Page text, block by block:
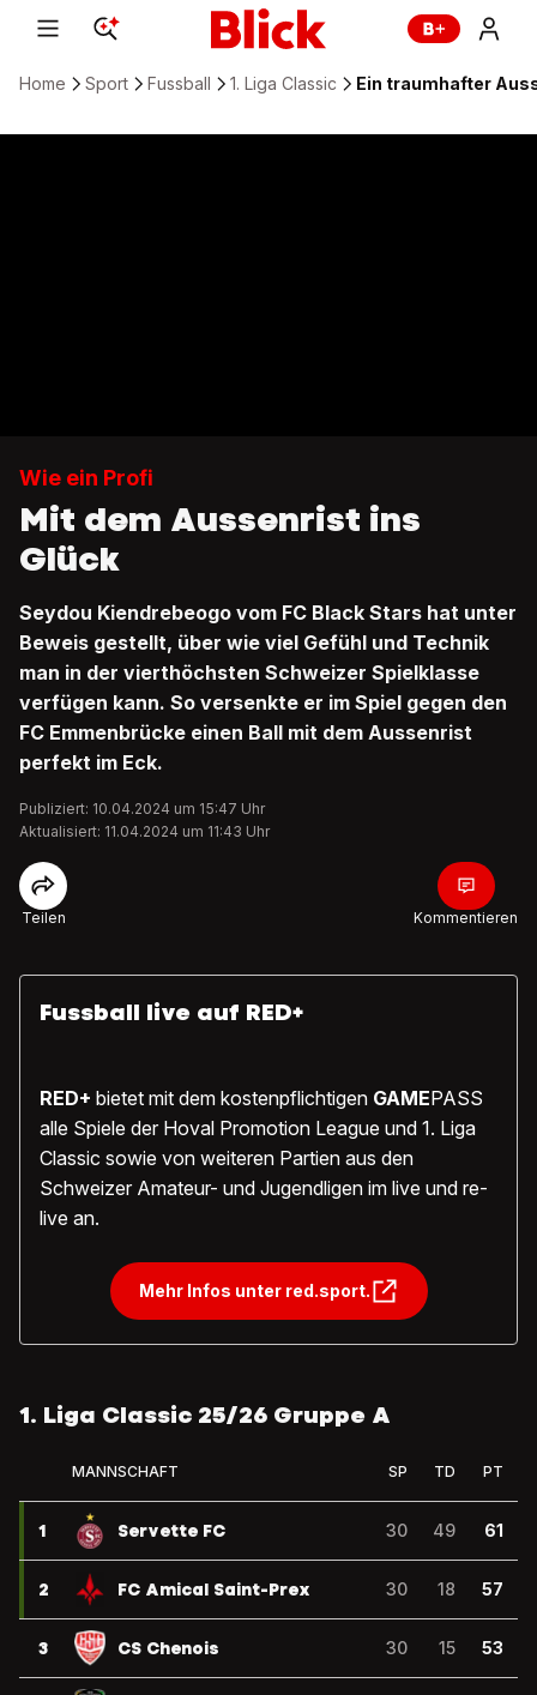
Home Sport Fussball 1. Liga Classic Ein traumhafter
Wie ein Profi
Mit dem Aussenrist ins
Glück
Seydou Kiendrebeogo vom FC Black Stars hat unter
Beweis gestellt, über wie viel Gefühl und Technik
man in der vierthöchsten Schweizer Spielklasse
verfügen kann. So versenkte er im Spiel gegen den
FC Emmenbrücke einen Ball mit dem Aussenrist
perfekt im Eck.
Publiziert: 10.04.2024 um 15:47 Uhr
Aktualisiert: 11.04.2024 um 11:43 Uhr
Teilen Kommentieren
Fussball live auf RED+
RED+ bietet mit dem kostenpflichtigen GAMEPASS
alle Spiele der Hoval Promotion League und 1. Liga
Classic sowie von weiteren Partien aus den
Schweizer Amateur- und Jugendligen im live und re-
live an.
Mehr Infos unter red.sport.
1. Liga Classic 25/26 Gruppe A
MANNSCHAFT SP TD PT
1 Servette FC 30 49 61
2 FC Amical Saint-Prex 30 18 57
3 CS Chenois 30 15 53